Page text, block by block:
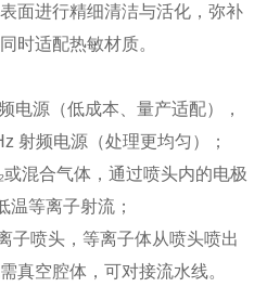
面进行精细清洁与活化，弥补
时适配热敏材质。
电源（低成本、量产适配），
射频电源（处理更均匀）；
或混合气体，通过喷头内的电极
等离子射流；
子喷头，等离子体从喷头喷出
真空腔体，可对接流水线。